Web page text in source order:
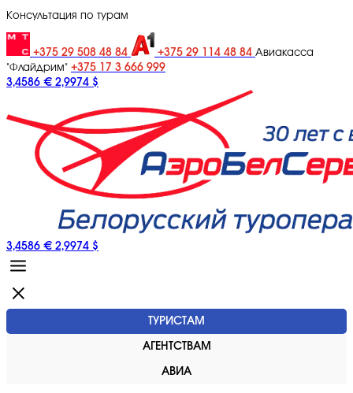
Консультация по турам
+375 29 508 48 84 +375 29 114 48 84 Авиакасса
"Флайдрим" +375 17 3 666 999
3,4586 € 2,9974 $
3,4586 € 2,9974 $
ТУРИСТАМ
АГЕНТСТВАМ
АВИА